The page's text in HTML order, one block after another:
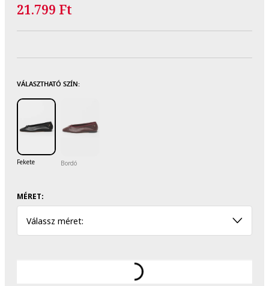
21.799 Ft
VÁLASZTHATÓ SZÍN:
Fekete Bordó
MÉRET:
Válassz méret: